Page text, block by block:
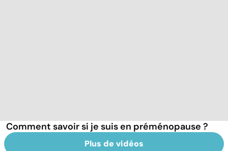
Comment savoir si je suis en préménopause ?
Plus de vidéos